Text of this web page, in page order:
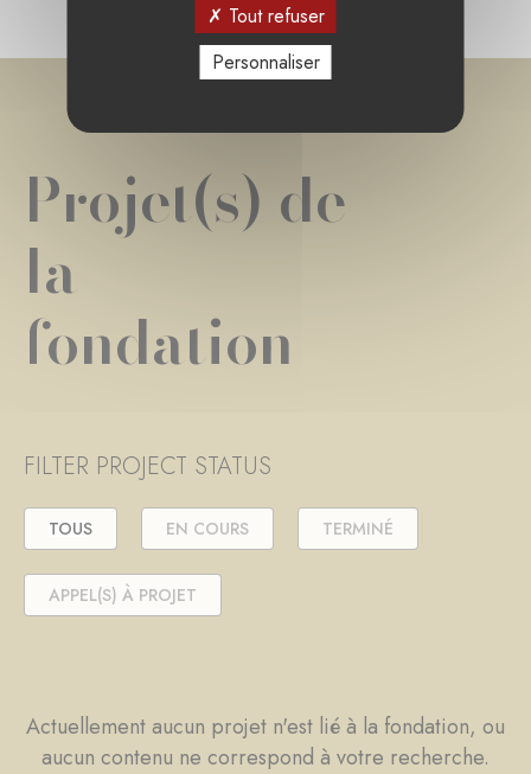
Projet(s) de
la
fondation
FILTER PROJECT STATUS
TOUS EN COURS TERMINÉ
APPEL(S) À PROJET
Actuellement aucun projet n'est lié à la fondation, ou
aucun contenu ne correspond à votre recherche.
Tout refuser
Personnaliser